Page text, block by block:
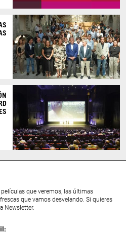
que veremos, las últimas
que vamos desvelando. Si quieres
Newsletter.